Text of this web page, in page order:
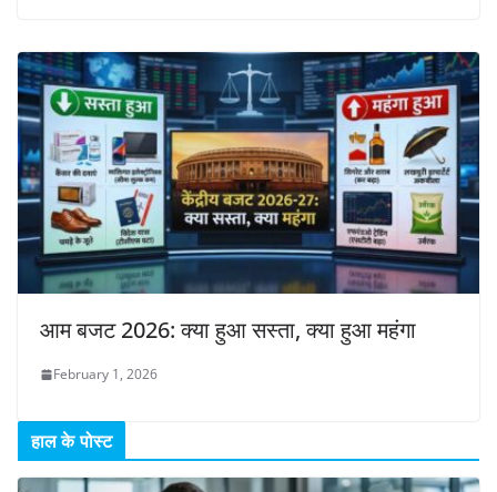
आम बजट 2026: क्या हुआ सस्ता, क्या हुआ महंगा
February 1, 2026
हाल के पोस्ट